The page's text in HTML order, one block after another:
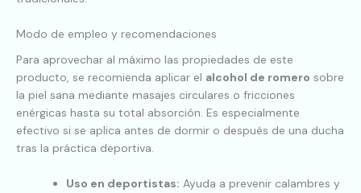
Modo de empleo y recomendaciones
Para aprovechar al máximo las propiedades de este
producto, se recomienda aplicar el alcohol de romero sobre
la piel sana mediante masajes circulares o fricciones
enérgicas hasta su total absorción. Es especialmente
efectivo si se aplica antes de dormir o después de una ducha
tras la práctica deportiva.
Uso en deportistas: Ayuda a prevenir calambres y